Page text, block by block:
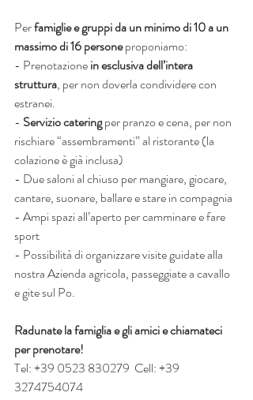
Per famiglie e gruppi da un minimo di 10 a un
massimo di 16 persone proponiamo:
- Prenotazione in esclusiva dell’intera
struttura, per non doverla condividere con
estranei.
- Servizio catering per pranzo e cena, per non
rischiare “assembramenti” al ristorante (la
colazione è già inclusa)
- Due saloni al chiuso per mangiare, giocare,
cantare, suonare, ballare e stare in compagnia
- Ampi spazi all’aperto per camminare e fare
sport
- Possibilità di organizzare visite guidate alla
nostra Azienda agricola, passeggiate a cavallo
e gite sul Po.
Radunate la famiglia e gli amici e chiamateci
per prenotare!
Tel: +39 0523 830279  Cell: +39
3274754074